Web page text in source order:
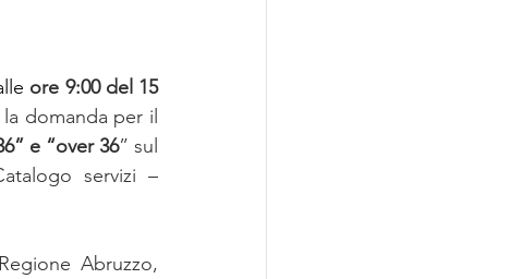
ore 9:00 del 15
e “over 36” sul
servizi –
Abruzzo,